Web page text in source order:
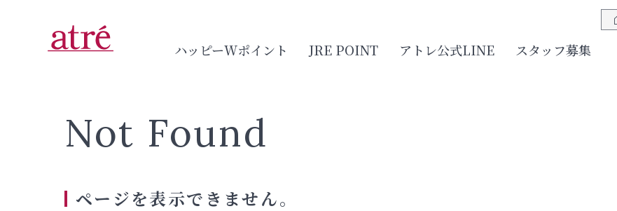
ハッピーWポイント JRE POINT アトレ公式LINE スタッフ募集
Not Found
ページを表示できません。